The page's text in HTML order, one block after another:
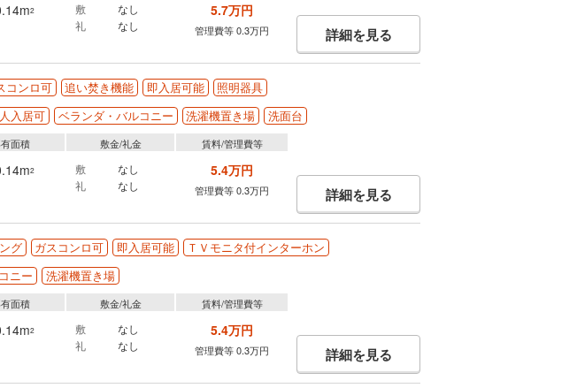
5.7万円
管理費等 0.3万円
敷
なし
礼
なし
2
詳細を見る
コンロ可 追い焚き機能 即入居可能
照明器具
入居可 ベランダ・バルコニー 洗濯機置き場 洗面台
賃料/管理費等
5.4万円
管理費等 0.3万円
敷金/礼金
敷
なし
礼
なし
面積
2
詳細を見る
グ ガスコンロ可 即入居可能
ＴＶモニタ付インターホン
ニー 洗濯機置き場
賃料/管理費等
5.4万円
管理費等 0.3万円
敷金/礼金
敷
なし
礼
なし
面積
2
詳細を見る